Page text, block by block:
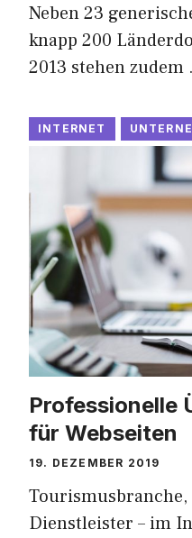
Neben 23
knapp 200
2013 stehen zudem
INTERNET
Professionelle
für Webseiten
19. DEZEMBER 2019
Dienstleister – im